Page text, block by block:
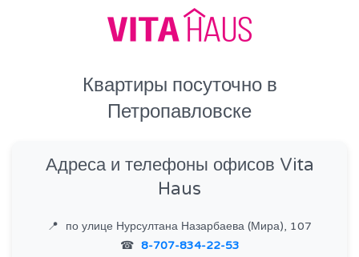
Квартиры посуточно в
Петропавловске
Адреса и телефоны офисов Vita
Haus
по улице Нурсултана Назарбаева (Мира), 107
8-707-834-22-53